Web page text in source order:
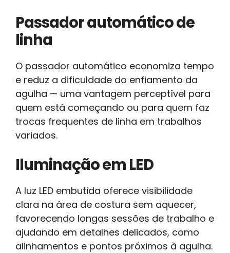
Passador automático de
linha
O passador automático economiza tempo
e reduz a dificuldade do enfiamento da
agulha — uma vantagem perceptível para
quem está começando ou para quem faz
trocas frequentes de linha em trabalhos
variados.
Iluminação em LED
A luz LED embutida oferece visibilidade
clara na área de costura sem aquecer,
favorecendo longas sessões de trabalho e
ajudando em detalhes delicados, como
alinhamentos e pontos próximos à agulha.